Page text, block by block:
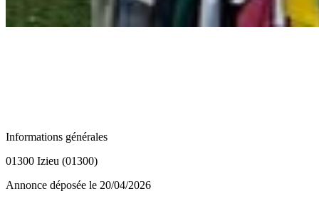
Informations générales
01300 Izieu (01300)
Annonce déposée le 20/04/2026